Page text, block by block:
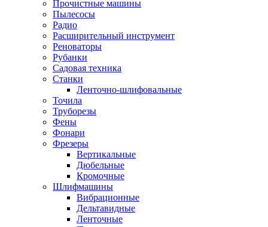
Прочистные машины
Пылесосы
Радио
Расширительный инструмент
Реноваторы
Рубанки
Садовая техника
Станки
Ленточно-шлифовальные
Точила
Труборезы
Фены
Фонари
Фрезеры
Вертикальные
Дюбельные
Кромочные
Шлифмашины
Вибрационные
Дельтавидные
Ленточные